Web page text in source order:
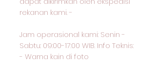
rekanan kami. -
Jam operasional kami: Senin -
Sabtu: 09:00-17:00 WIB. Info Teknis:
- Warna kain di foto